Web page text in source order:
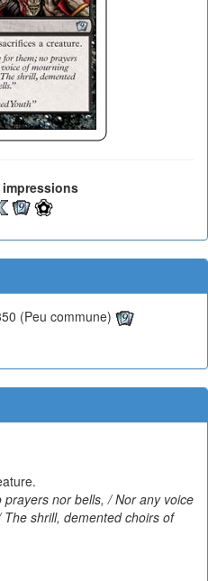
(Peu commune)
nor bells, / Nor any voice
shrill, demented choirs of